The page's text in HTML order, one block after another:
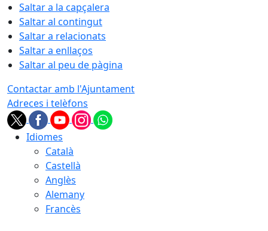
Saltar a la capçalera
Saltar al contingut
Saltar a relacionats
Saltar a enllaços
Saltar al peu de pàgina
Contactar amb l'Ajuntament
Adreces i telèfons
Idiomes
Català
Castellà
Anglès
Alemany
Francès